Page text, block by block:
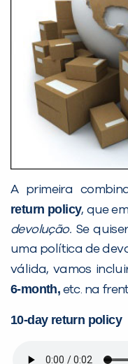
A primeira
return policy, que
devolução. Se
uma política de
válida, vamos
6-month, etc. na
10-day return policy